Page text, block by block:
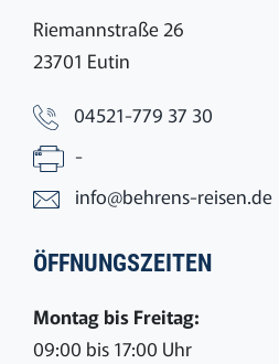
Riemannstraße 26
23701 Eutin
04521-779 37 30
-
info@behrens-reisen.de
ÖFFNUNGSZEITEN
Montag bis Freitag:
09:00 bis 17:00 Uhr